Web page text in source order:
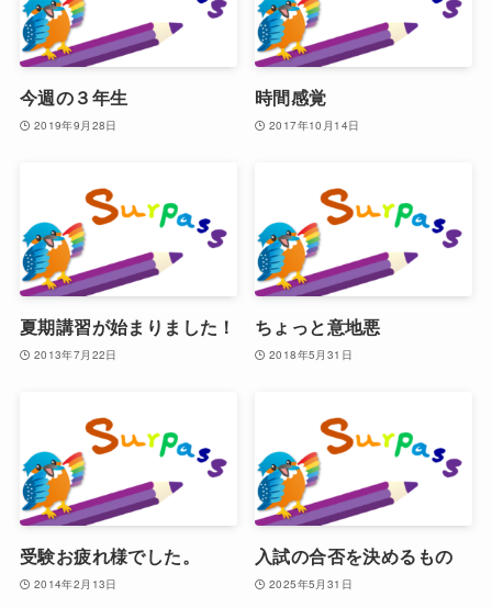
今週の３年生
2019年9月28日
時間感覚
2017年10月14日
夏期講習が始まりました！
2013年7月22日
ちょっと意地悪
2018年5月31日
受験お疲れ様でした。
2014年2月13日
入試の合否を決めるもの
2025年5月31日